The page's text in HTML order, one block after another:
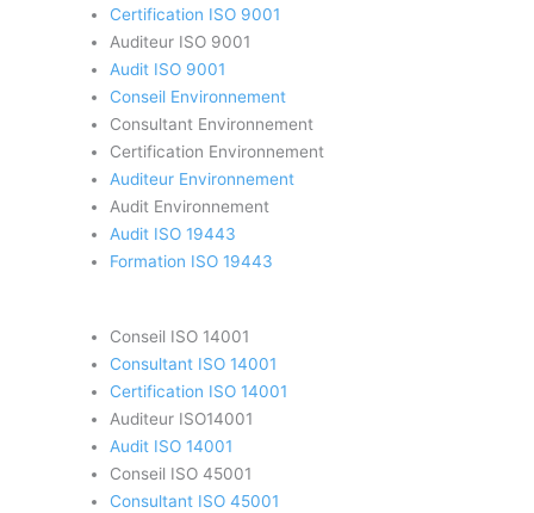
Certification ISO 9001
Auditeur ISO 9001
Audit ISO 9001
Conseil Environnement
Consultant Environnement
Certification Environnement
Auditeur Environnement
Audit Environnement
Audit ISO 19443
Formation ISO 19443
Conseil ISO 14001
Consultant ISO 14001
Certification ISO 14001
Auditeur ISO14001
Audit ISO 14001
Conseil ISO 45001
Consultant ISO 45001